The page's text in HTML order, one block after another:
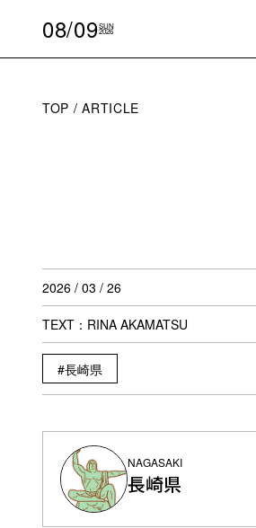
08/09SUN
2026
TOP ARTICLE
2026 / 03 / 26
TEXT：RINA AKAMATSU
長崎県
NAGASAKI
長崎県